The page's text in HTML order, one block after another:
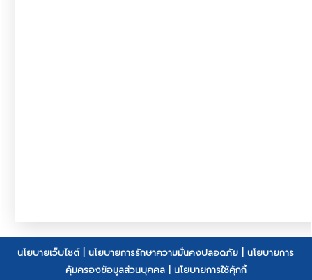
นโยบายเว็บไซต์|นโยบายการรักษาความมั่นคงปลอดภัย |นโยบายการ
คุ้มครองข้อมูลส่วนบุคคล| นโยบายการใช้คุ้กกี้